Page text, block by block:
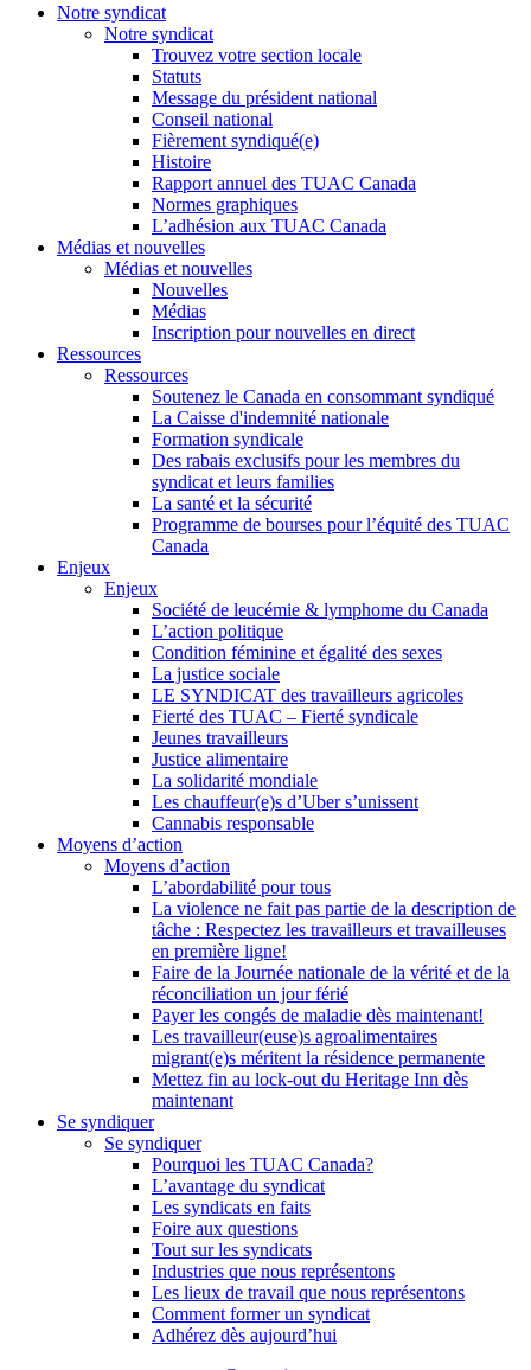
Notre syndicat
Notre syndicat
Trouvez votre section locale
Statuts
Message du président national
Conseil national
Fièrement syndiqué(e)
Histoire
Rapport annuel des TUAC Canada
Normes graphiques
L’adhésion aux TUAC Canada
Médias et nouvelles
Médias et nouvelles
Nouvelles
Médias
Inscription pour nouvelles en direct
Ressources
Ressources
Soutenez le Canada en consommant syndiqué
La Caisse d'indemnité nationale
Formation syndicale
Des rabais exclusifs pour les membres du
syndicat et leurs families
La santé et la sécurité
Programme de bourses pour l’équité des TUAC
Canada
Enjeux
Enjeux
Société de leucémie & lymphome du Canada
L’action politique
Condition féminine et égalité des sexes
La justice sociale
LE SYNDICAT des travailleurs agricoles
Fierté des TUAC – Fierté syndicale
Jeunes travailleurs
Justice alimentaire
La solidarité mondiale
Les chauffeur(e)s d’Uber s’unissent
Cannabis responsable
Moyens d’action
Moyens d’action
L’abordabilité pour tous
La violence ne fait pas partie de la description de
tâche : Respectez les travailleurs et travailleuses
en première ligne!
Faire de la Journée nationale de la vérité et de la
réconciliation un jour férié
Payer les congés de maladie dès maintenant!
Les travailleur(euse)s agroalimentaires
migrant(e)s méritent la résidence permanente
Mettez fin au lock-out du Heritage Inn dès
maintenant
Se syndiquer
Se syndiquer
Pourquoi les TUAC Canada?
L’avantage du syndicat
Les syndicats en faits
Foire aux questions
Tout sur les syndicats
Industries que nous représentons
Les lieux de travail que nous représentons
Comment former un syndicat
Adhérez dès aujourd’hui